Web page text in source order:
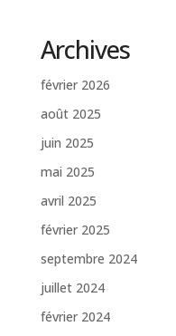
Archives
février 2026
août 2025
juin 2025
mai 2025
avril 2025
février 2025
septembre 2024
juillet 2024
février 2024